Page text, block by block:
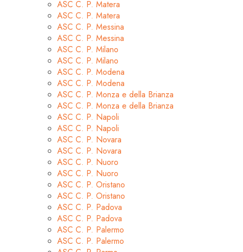
ASC C. P. Matera
ASC C. P. Matera
ASC C. P. Messina
ASC C. P. Messina
ASC C. P. Milano
ASC C. P. Milano
ASC C. P. Modena
ASC C. P. Modena
ASC C. P. Monza e della Brianza
ASC C. P. Monza e della Brianza
ASC C. P. Napoli
ASC C. P. Napoli
ASC C. P. Novara
ASC C. P. Novara
ASC C. P. Nuoro
ASC C. P. Nuoro
ASC C. P. Oristano
ASC C. P. Oristano
ASC C. P. Padova
ASC C. P. Padova
ASC C. P. Palermo
ASC C. P. Palermo